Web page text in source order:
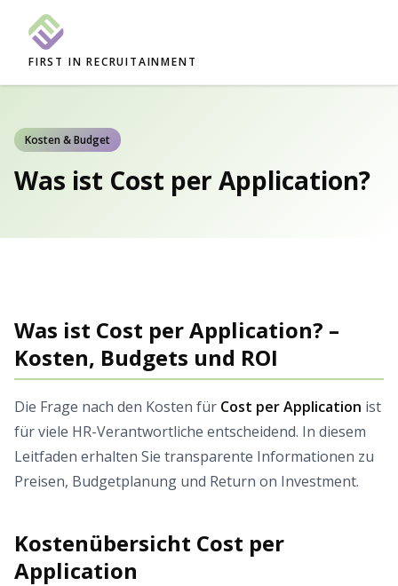
FIRST IN RECRUITAINMENT
Kosten & Budget
Was ist Cost per Application?
Was ist Cost per Application? –
Kosten, Budgets und ROI
Die Frage nach den Kosten für Cost per Application ist
für viele HR-Verantwortliche entscheidend. In diesem
Leitfaden erhalten Sie transparente Informationen zu
Preisen, Budgetplanung und Return on Investment.
Kostenübersicht Cost per
Application